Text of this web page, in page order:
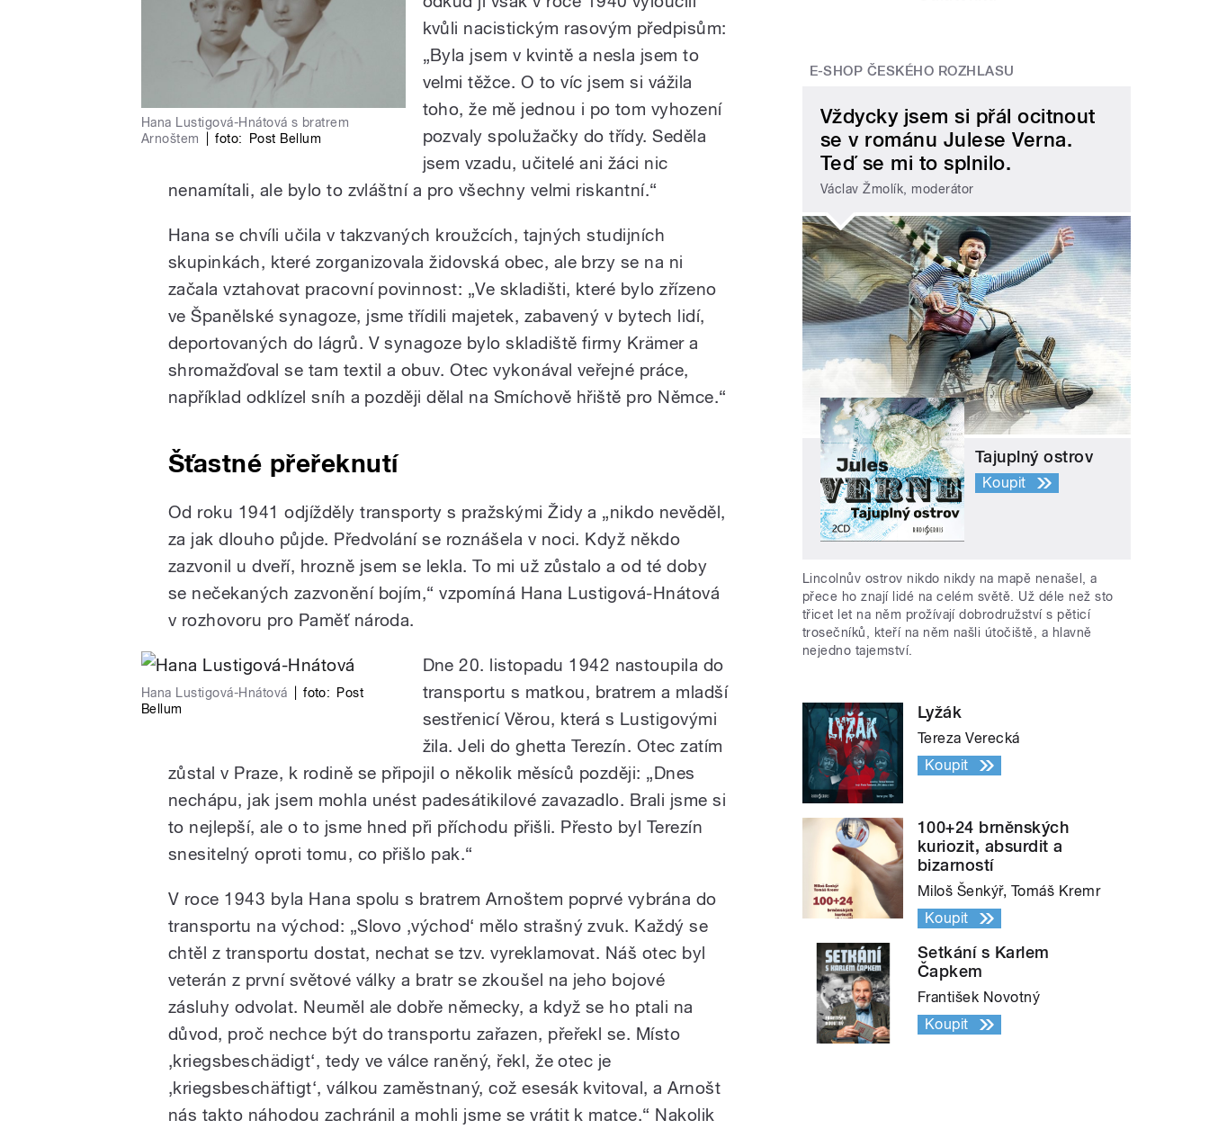
Hana Lustigová-Hnátová s bratrem
Arnoštem
foto: Post Bellum
kvůli nacistickým rasovým předpisům:
„Byla jsem v kvintě a nesla jsem to
velmi těžce. O to víc jsem si vážila
toho, že mě jednou i po tom vyhození
pozvaly spolužačky do třídy. Seděla
jsem vzadu, učitelé ani žáci nic
nenamítali, ale bylo to zvláštní a pro všechny velmi riskantní.“
Hana se chvíli učila v takzvaných kroužcích, tajných studijních
skupinkách, které zorganizovala židovská obec, ale brzy se na ni
začala vztahovat pracovní povinnost: „Ve skladišti, které bylo zřízeno
ve Španělské synagoze, jsme třídili majetek, zabavený v bytech lidí,
deportovaných do lágrů. V synagoze bylo skladiště firmy Krämer a
shromažďoval se tam textil a obuv. Otec vykonával veřejné práce,
například odklízel sníh a později dělal na Smíchově hřiště pro Němce.“
Šťastné přeřeknutí
Od roku 1941 odjížděly transporty s pražskými Židy a „nikdo nevěděl,
za jak dlouho půjde. Předvolání se roznášela v noci. Když někdo
zazvonil u dveří, hrozně jsem se lekla. To mi už zůstalo a od té doby
se nečekaných zazvonění bojím,“ vzpomíná Hana Lustigová-Hnátová
v rozhovoru pro Paměť národa.
Hana Lustigová-Hnátová foto:
Post
Bellum
Dne 20. listopadu 1942 nastoupila do
transportu s matkou, bratrem a mladší
sestřenicí Věrou, která s Lustigovými
žila. Jeli do ghetta Terezín. Otec zatím
zůstal v Praze, k rodině se připojil o několik měsíců později: „Dnes
nechápu, jak jsem mohla unést padesátikilové zavazadlo. Brali jsme si
to nejlepší, ale o to jsme hned při příchodu přišli. Přesto byl Terezín
snesitelný oproti tomu, co přišlo pak.“
V roce 1943 byla Hana spolu s bratrem Arnoštem poprvé vybrána do
transportu na východ: „Slovo ‚východ‘ mělo strašný zvuk. Každý se
chtěl z transportu dostat, nechat se tzv. vyreklamovat. Náš otec byl
veterán z první světové války a bratr se zkoušel na jeho bojové
zásluhy odvolat. Neuměl ale dobře německy, a když se ho ptali na
důvod, proč nechce být do transportu zařazen, přeřekl se. Místo
‚kriegsbeschädigt‘, tedy ve válce raněný, řekl, že otec je
‚kriegsbeschäftigt‘, válkou zaměstnaný, což esesák kvitoval, a Arnošt
nás takto náhodou zachránil a mohli jsme se vrátit k matce.“ Nakolik
E-SHOP ČESKÉHO ROZHLASU
Vždycky jsem si přál ocitnout
se v románu Julese Verna.
Teď se mi to splnilo.
Václav Žmolík, moderátor
Tajuplný ostrov
Koupit
Lincolnův ostrov nikdo nikdy na mapě nenašel, a
přece ho znají lidé na celém světě. Už déle než sto
třicet let na něm prožívají dobrodružství s pěticí
trosečníků, kteří na něm našli útočiště, a hlavně
nejedno tajemství.
Lyžák
Tereza Verecká
Koupit
100+24 brněnských
kuriozit, absurdit a
bizarností
Miloš Šenkýř, Tomáš Kremr
Koupit
Setkání s Karlem
Čapkem
František Novotný
Koupit